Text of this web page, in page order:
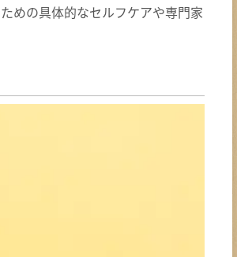
めの具体的なセルフケアや専門家